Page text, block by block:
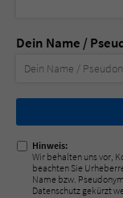
Dein Name /
Nicht
ausfüllen!
Hinweis:
Wir behalten uns vor,
beachten Sie
Name bzw.
Datenschutz gekürzt